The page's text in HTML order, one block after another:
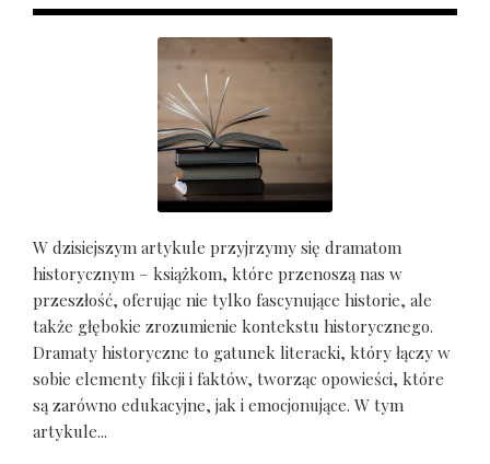
W dzisiejszym artykule przyjrzymy się dramatom
historycznym – książkom, które przenoszą nas w
przeszłość, oferując nie tylko fascynujące historie, ale
także głębokie zrozumienie kontekstu historycznego.
Dramaty historyczne to gatunek literacki, który łączy w
sobie elementy fikcji i faktów, tworząc opowieści, które
są zarówno edukacyjne, jak i emocjonujące. W tym
artykule...